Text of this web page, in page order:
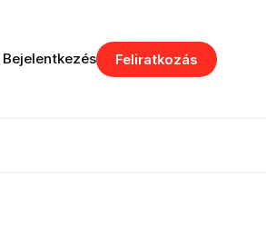
Bejelentkezés Feliratkozás